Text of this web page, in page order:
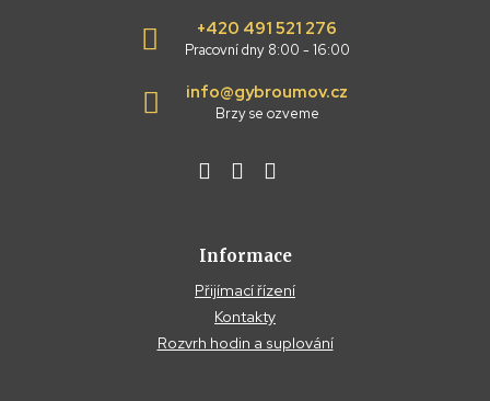
+420 491 521 276
Pracovní dny 8:00 - 16:00
info@gybroumov.cz
Brzy se ozveme
Informace
Přijímací řízení
Kontakty
Rozvrh hodin a suplování